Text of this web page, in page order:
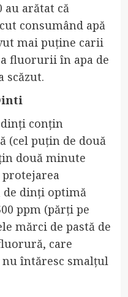
au arătat că
consumând apă
mai puține carii
fluorurii în apa de
scăzut.
conțin
(cel puțin de două
două minute
protejarea
de dinți optimă
ppm (părți pe
mărci de pastă de
care
întăresc smalțul